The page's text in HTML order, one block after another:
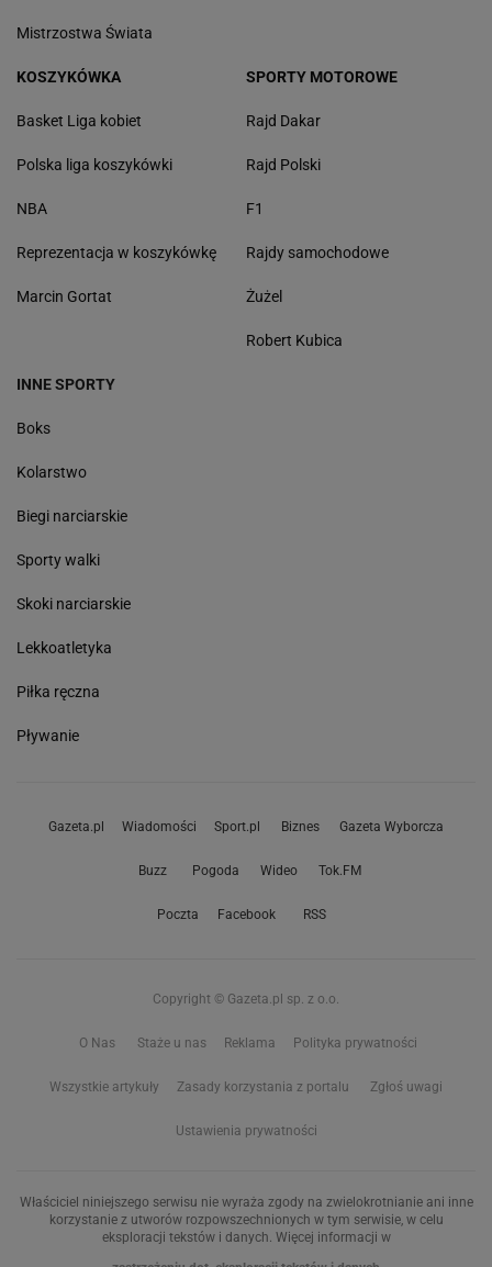
Mistrzostwa Świata
KOSZYKÓWKA
Basket Liga kobiet
Polska liga koszykówki
NBA
Reprezentacja w koszykówkę
Marcin Gortat
SPORTY MOTOROWE
Rajd Dakar
Rajd Polski
F1
Rajdy samochodowe
Żużel
Robert Kubica
INNE SPORTY
Boks
Kolarstwo
Biegi narciarskie
Sporty walki
Skoki narciarskie
Lekkoatletyka
Piłka ręczna
Pływanie
Gazeta.pl Wiadomości Sport.pl Biznes Gazeta Wyborcza
Buzz Pogoda Wideo Tok.FM
Poczta Facebook RSS
Copyright © Gazeta.pl sp. z o.o.
O Nas Staże u nas Reklama Polityka prywatności
Wszystkie artykuły Zasady korzystania z portalu Zgłoś uwagi
Ustawienia prywatności
Właściciel niniejszego serwisu nie wyraża zgody na zwielokrotnianie ani inne
korzystanie z utworów rozpowszechnionych w tym serwisie, w celu
eksploracji tekstów i danych. Więcej informacji w